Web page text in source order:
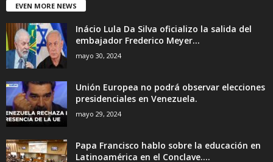
EVEN MORE NEWS
Inácio Lula Da Silva oficializo la salida del
embajador Frederico Meyer...
mayo 30, 2024
Unión Europea no podrá observar elecciones
presidenciales en Venezuela.
mayo 29, 2024
Papa Francisco hablo sobre la educación en
Latinoamérica en el Conclave....